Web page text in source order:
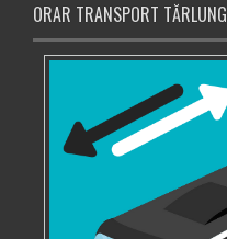
ORAR TRANSPORT